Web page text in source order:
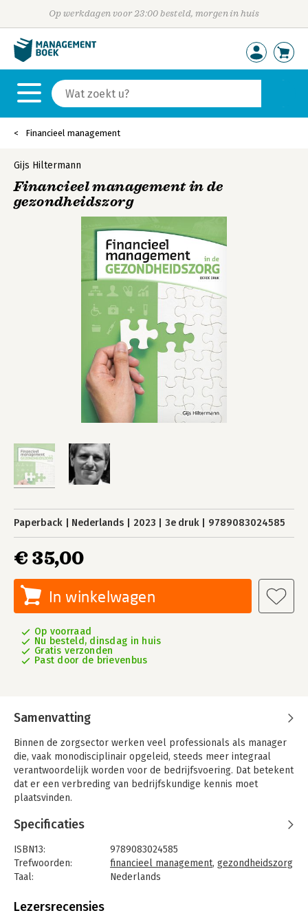
Op werkdagen voor 23:00 besteld, morgen in huis
Financieel management
Gijs Hiltermann
Financieel management in de
gezondheidszorg
Paperback Nederlands 2023 3e druk 9789083024585
€ 35,00
In winkelwagen
Op voorraad
Nu besteld, dinsdag in huis
Gratis verzonden
Past door de brievenbus
Samenvatting
Binnen de zorgsector werken veel professionals als manager
die, vaak monodisciplinair opgeleid, steeds meer integraal
verantwoordelijk worden voor de bedrijfsvoering. Dat betekent
dat er een verbreding van bedrijfskundige kennis moet
plaatsvinden.
Daarnaast verandert er veel in de zorg. Toenemende
marktgerichtheid, commercieel werken, interne verzakelijking,
diagnose behandelcombinaties en DOT’s zijn daar voorbeelden
van. Dat betekent dat de zorgmanager van nu niet alleen breed
bedrijfskundig geschoold moet zijn, maar tevens begrijpt wat
financiën spelen daarbij een belangrijke rol. Kennis van de
Specificaties
ISBN13:
9789083024585
Trefwoorden:
financieel management, gezondheidszorg
Taal:
Nederlands
Aantal pagina's:
Lezersrecensies